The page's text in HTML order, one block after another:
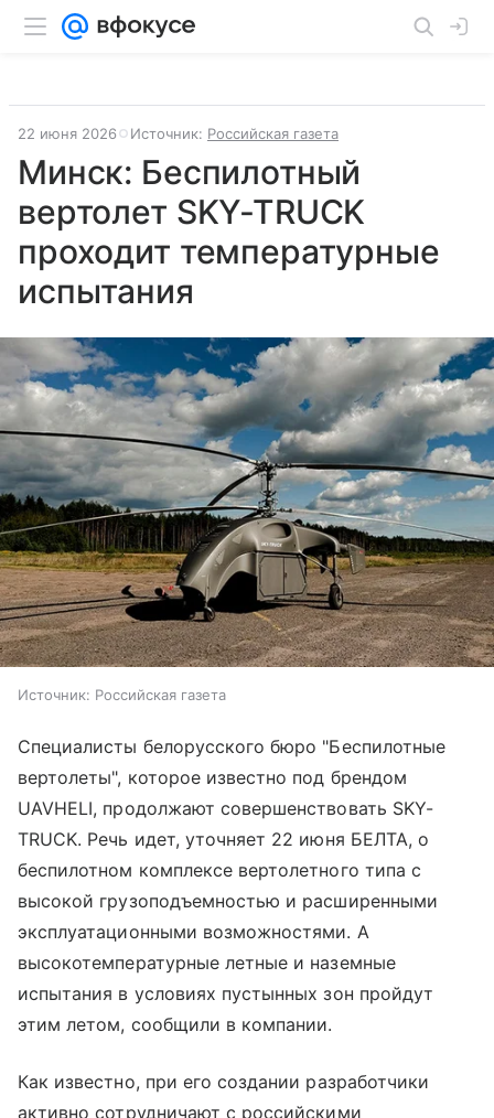
22 июня 2026 Источник: Российская газета
Минск: Беспилотный
вертолет SKY-TRUCK
проходит температурные
испытания
Источник: Российская газета
Специалисты белорусского бюро "Беспилотные
вертолеты", которое известно под брендом
UAVHELI, продолжают совершенствовать SKY-
TRUCK. Речь идет, уточняет 22 июня БЕЛТА, о
беспилотном комплексе вертолетного типа с
высокой грузоподъемностью и расширенными
эксплуатационными возможностями. А
высокотемпературные летные и наземные
испытания в условиях пустынных зон пройдут
этим летом, сообщили в компании.
Как известно, при его создании разработчики
активно сотрудничают с российскими